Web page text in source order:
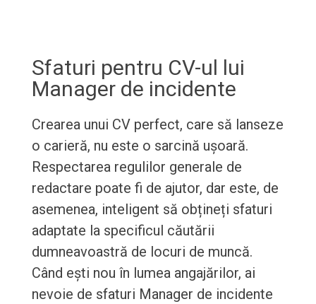
Sfaturi pentru CV-ul lui
Manager de incidente
Crearea unui CV perfect, care să lanseze
o carieră, nu este o sarcină ușoară.
Respectarea regulilor generale de
redactare poate fi de ajutor, dar este, de
asemenea, inteligent să obțineți sfaturi
adaptate la specificul căutării
dumneavoastră de locuri de muncă.
Când ești nou în lumea angajărilor, ai
nevoie de sfaturi Manager de incidente